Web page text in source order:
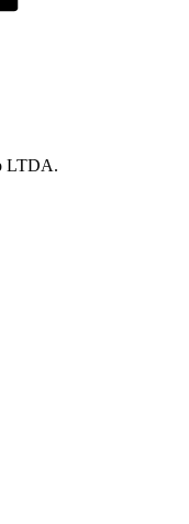
LTDA.